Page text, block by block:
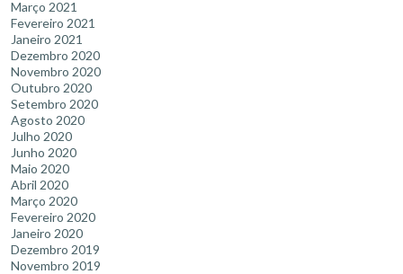
Março 2021
Fevereiro 2021
Janeiro 2021
Dezembro 2020
Novembro 2020
Outubro 2020
Setembro 2020
Agosto 2020
Julho 2020
Junho 2020
Maio 2020
Abril 2020
Março 2020
Fevereiro 2020
Janeiro 2020
Dezembro 2019
Novembro 2019